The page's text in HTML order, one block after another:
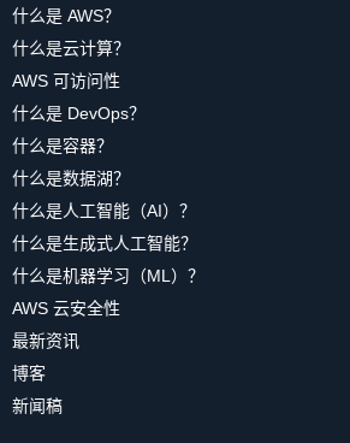
什么是 AWS？
什么是云计算？
AWS 可访问性
什么是 DevOps？
什么是容器？
什么是数据湖？
什么是人工智能（AI）？
什么是生成式人工智能？
什么是机器学习（ML）？
AWS 云安全性
最新资讯
博客
新闻稿